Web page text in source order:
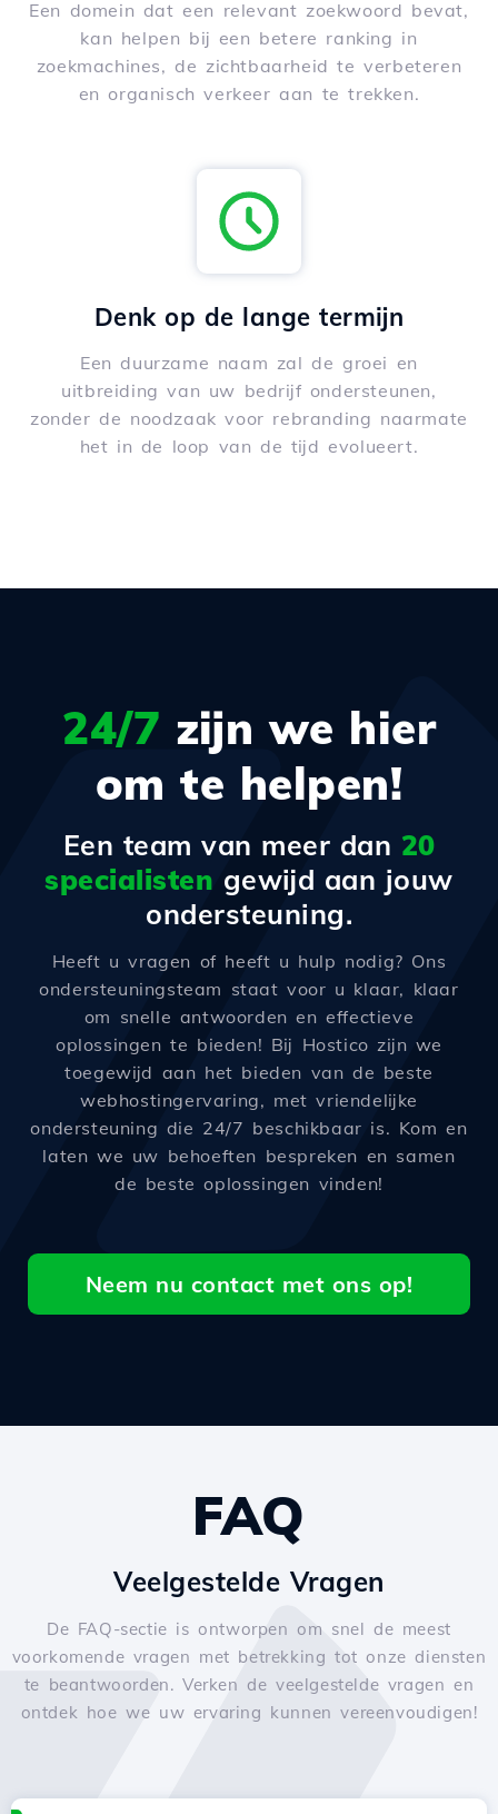
Een domein dat een relevant zoekwoord bevat,
kan helpen bij een betere ranking in
zoekmachines, de zichtbaarheid te verbeteren
en organisch verkeer aan te trekken.
Denk op de lange termijn
Een duurzame naam zal de groei en
uitbreiding van uw bedrijf ondersteunen,
zonder de noodzaak voor rebranding naarmate
het in de loop van de tijd evolueert.
24/7 zijn we hier
om te helpen!
Een team van meer dan 20
specialisten gewijd aan jouw
ondersteuning.
Heeft u vragen of heeft u hulp nodig? Ons
ondersteuningsteam staat voor u klaar, klaar
om snelle antwoorden en effectieve
oplossingen te bieden! Bij Hostico zijn we
toegewijd aan het bieden van de beste
webhostingervaring, met vriendelijke
ondersteuning die 24/7 beschikbaar is. Kom en
laten we uw behoeften bespreken en samen
de beste oplossingen vinden!
Neem nu contact met ons op!
FAQ
Veelgestelde Vragen
De FAQ-sectie is ontworpen om snel de meest
voorkomende vragen met betrekking tot onze diensten
te beantwoorden. Verken de veelgestelde vragen en
ontdek hoe we uw ervaring kunnen vereenvoudigen!